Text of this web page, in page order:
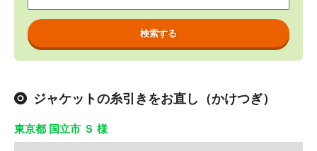
ジャケットの糸引きをお直し（かけつぎ）
東京都 国立市 Ｓ 様